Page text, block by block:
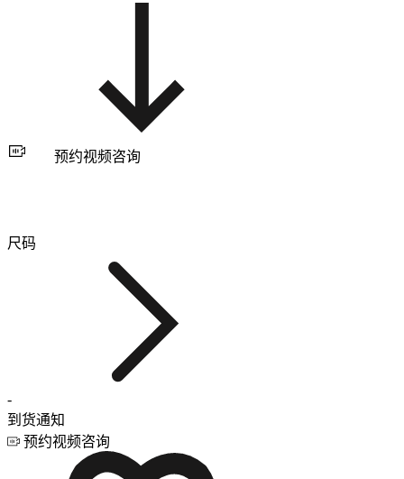
预约视频咨询
尺码
-
到货通知
预约视频咨询